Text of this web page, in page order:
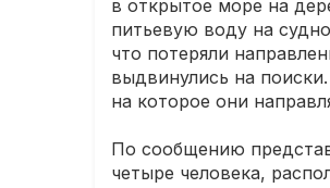
в открытое море на
питьевую воду на
что потеряли
выдвинулись на
на которое они
По сообщению
четыре человека,